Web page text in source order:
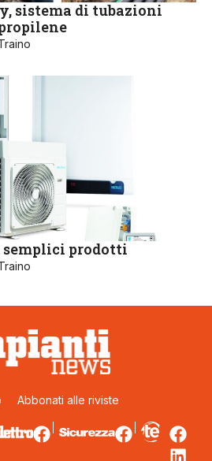
sistema di tubazioni
semplici prodotti
Abbonati alle riviste